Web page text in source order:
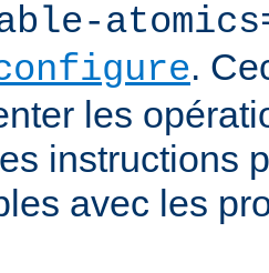
.
les
instructions
avec les